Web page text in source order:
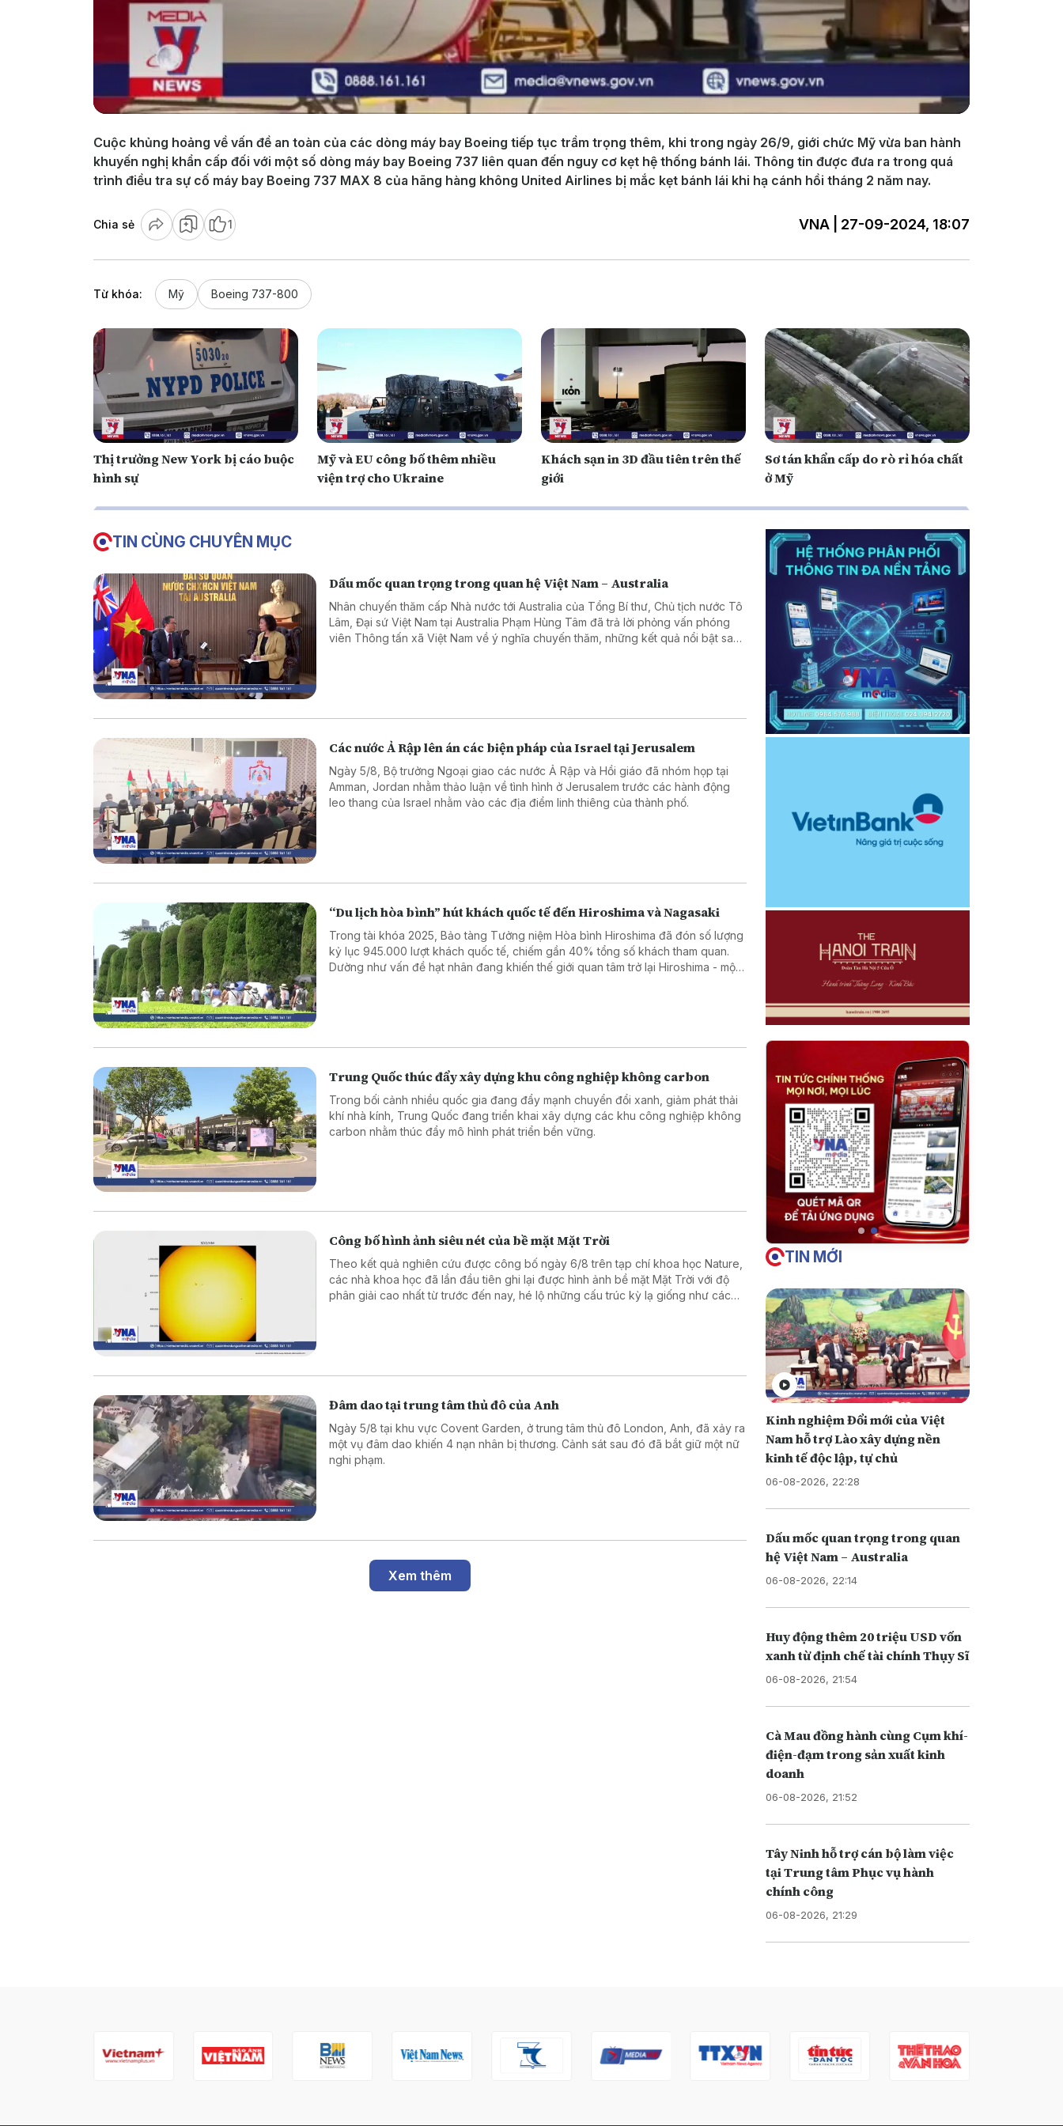
Cuộc khủng hoảng về vấn đề an toàn của các dòng máy bay Boeing tiếp tục trầm trọng thêm, khi trong ngày 26/9, giới chức Mỹ vừa ban hành
khuyến nghị khẩn cấp đối với một số dòng máy bay Boeing 737 liên quan đến nguy cơ kẹt hệ thống bánh lái. Thông tin được đưa ra trong quá
trình điều tra sự cố máy bay Boeing 737 MAX 8 của hãng hàng không United Airlines bị mắc kẹt bánh lái khi hạ cánh hồi tháng 2 năm nay.
Chia sẻ 1 VNA | 27-09-2024, 18:07
Từ khóa: Mỹ Boeing 737-800
Thị trưởng New York bị cáo buộc
hình sự
Mỹ và EU công bố thêm nhiều
viện trợ cho Ukraine
Khách sạn in 3D đầu tiên trên thế
giới
Sơ tán khẩn cấp do rò rỉ hóa chất
ở Mỹ
TIN CÙNG CHUYÊN MỤC
Dấu mốc quan trọng trong quan hệ Việt Nam – Australia
Nhân chuyến thăm cấp Nhà nước tới Australia của Tổng Bí thư, Chủ tịch nước Tô
Lâm, Đại sứ Việt Nam tại Australia Phạm Hùng Tâm đã trả lời phỏng vấn phóng
viên Thông tấn xã Việt Nam về ý nghĩa chuyến thăm, những kết quả nổi bật sau
Các nước Ả Rập lên án các biện pháp của Israel tại Jerusalem
Ngày 5/8, Bộ trưởng Ngoại giao các nước Ả Rập và Hồi giáo đã nhóm họp tại
Amman, Jordan nhằm thảo luận về tình hình ở Jerusalem trước các hành động
leo thang của Israel nhằm vào các địa điểm linh thiêng của thành phố.
“Du lịch hòa bình” hút khách quốc tế đến Hiroshima và Nagasaki
Trong tài khóa 2025, Bảo tàng Tưởng niệm Hòa bình Hiroshima đã đón số lượng
kỷ lục 945.000 lượt khách quốc tế, chiếm gần 40% tổng số khách tham quan.
Dường như vấn đề hạt nhân đang khiến thế giới quan tâm trở lại Hiroshima - một
Trung Quốc thúc đẩy xây dựng khu công nghiệp không carbon
Trong bối cảnh nhiều quốc gia đang đẩy mạnh chuyển đổi xanh, giảm phát thải
khí nhà kính, Trung Quốc đang triển khai xây dựng các khu công nghiệp không
carbon nhằm thúc đẩy mô hình phát triển bền vững.
Công bố hình ảnh siêu nét của bề mặt Mặt Trời
Theo kết quả nghiên cứu được công bố ngày 6/8 trên tạp chí khoa học Nature,
các nhà khoa học đã lần đầu tiên ghi lại được hình ảnh bề mặt Mặt Trời với độ
phân giải cao nhất từ trước đến nay, hé lộ những cấu trúc kỳ lạ giống như các
Đâm dao tại trung tâm thủ đô của Anh
Ngày 5/8 tại khu vực Covent Garden, ở trung tâm thủ đô London, Anh, đã xảy ra
một vụ đâm dao khiến 4 nạn nhân bị thương. Cảnh sát sau đó đã bắt giữ một nữ
nghi phạm.
Xem thêm
TIN MỚI
Kinh nghiệm Đổi mới của Việt
Nam hỗ trợ Lào xây dựng nền
kinh tế độc lập, tự chủ
06-08-2026, 22:28
Dấu mốc quan trọng trong quan
hệ Việt Nam – Australia
06-08-2026, 22:14
Huy động thêm 20 triệu USD vốn
xanh từ định chế tài chính Thụy Sĩ
06-08-2026, 21:54
Cà Mau đồng hành cùng Cụm khí-
điện-đạm trong sản xuất kinh
doanh
06-08-2026, 21:52
Tây Ninh hỗ trợ cán bộ làm việc
tại Trung tâm Phục vụ hành
chính công
06-08-2026, 21:29